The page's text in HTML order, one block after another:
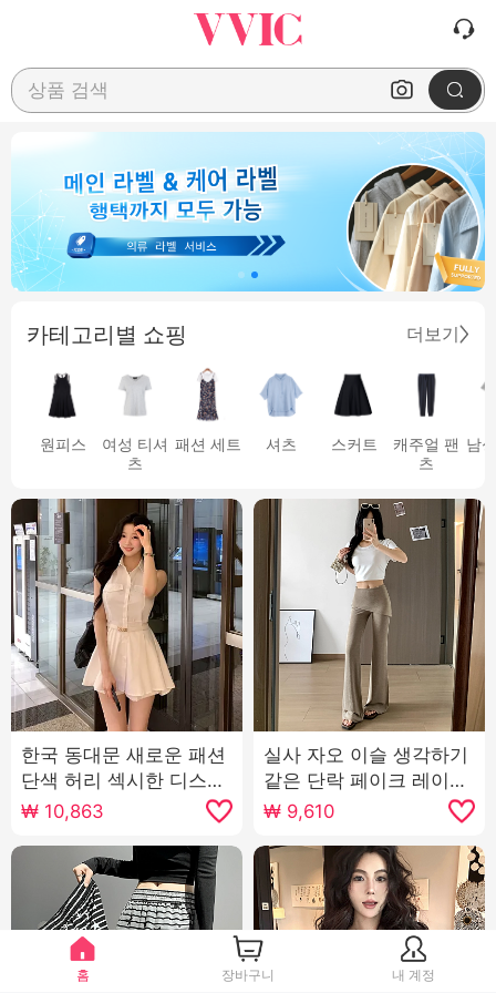
상품 검색
카테고리별 쇼핑 더보기
원피스
여성 티셔
츠
패션 세트 셔츠 스커트
캐주얼 팬
츠
남
한국 동대문 새로운 패션
단색 허리 섹시한 디스플
레이 몸 중간 및 긴 섹션
₩ 10,863
실사 자오 이슬 생각하기
같은 단락 페이크 레이어
드 방귀 커튼 마이크로 매
운맛 바지 여성 여름 하이
웨이스트 슬림해 보이는
캐주얼 운동 플레어 바지
₩ 9,610
홈 장바구니 내 계정